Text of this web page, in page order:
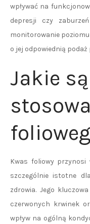
wpływać na
depresji czy
monitorowanie
o jej odpowiednią
Jakie
Kwas foliowy
szczególnie istotne
zdrowia. Jego
czerwonych krwinek
wpływ na ogólną